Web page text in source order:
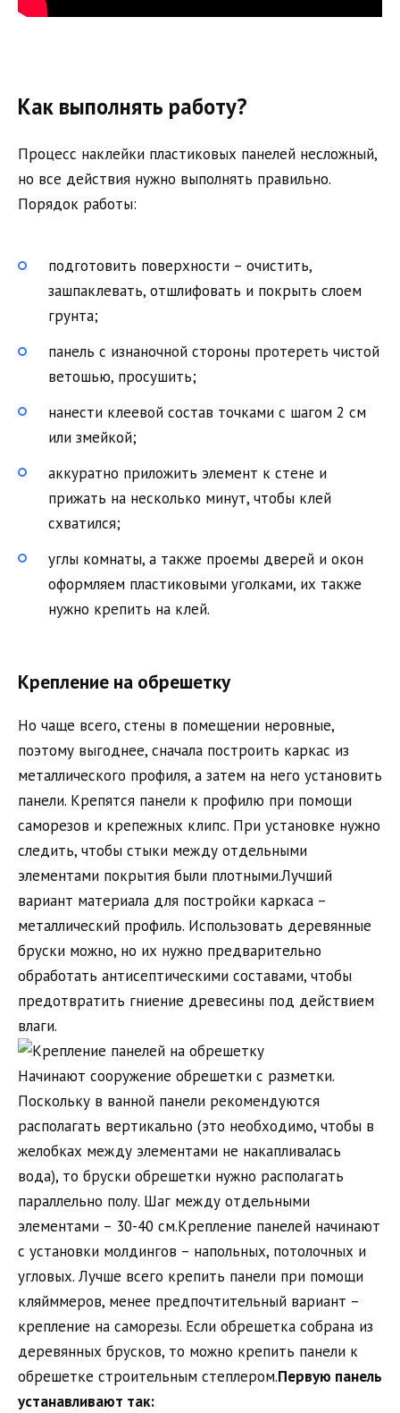
Как выполнять работу?
Процесс наклейки пластиковых панелей несложный,
но все действия нужно выполнять правильно.
Порядок работы:
подготовить поверхности – очистить,
зашпаклевать, отшлифовать и покрыть слоем
грунта;
панель с изнаночной стороны протереть чистой
ветошью, просушить;
нанести клеевой состав точками с шагом 2 см
или змейкой;
аккуратно приложить элемент к стене и
прижать на несколько минут, чтобы клей
схватился;
углы комнаты, а также проемы дверей и окон
оформляем пластиковыми уголками, их также
нужно крепить на клей.
Крепление на обрешетку
Но чаще всего, стены в помещении неровные,
поэтому выгоднее, сначала построить каркас из
металлического профиля, а затем на него установить
панели. Крепятся панели к профилю при помощи
саморезов и крепежных клипс. При установке нужно
следить, чтобы стыки между отдельными
элементами покрытия были плотными.Лучший
вариант материала для постройки каркаса –
металлический профиль. Использовать деревянные
бруски можно, но их нужно предварительно
обработать антисептическими составами, чтобы
предотвратить гниение древесины под действием
влаги.
Начинают сооружение обрешетки с разметки.
Поскольку в ванной панели рекомендуются
располагать вертикально (это необходимо, чтобы в
желобках между элементами не накапливалась
вода), то бруски обрешетки нужно располагать
параллельно полу. Шаг между отдельными
элементами – 30-40 см.Крепление панелей начинают
с установки молдингов – напольных, потолочных и
угловых. Лучше всего крепить панели при помощи
кляйммеров, менее предпочтительный вариант –
крепление на саморезы. Если обрешетка собрана из
деревянных брусков, то можно крепить панели к
обрешетке строительным степлером.Первую панель
устанавливают так: